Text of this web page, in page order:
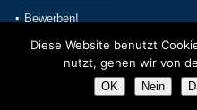
Bewerben!
2017 Online-
Diese Website benutzt
nutzt, gehen wir von
OK Nein